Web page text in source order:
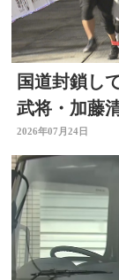
国道封鎖し
武将・加藤
開催 大分
2026年07月24日